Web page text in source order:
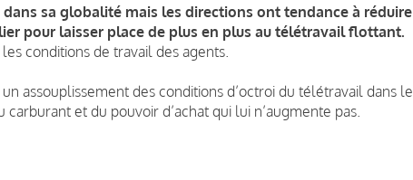
sa globalité mais les directions ont tendance à réduire
pour laisser place de plus en plus au télétravail flottant.
conditions de travail des agents.
assouplissement des conditions d’octroi du télétravail dans le
et du pouvoir d’achat qui lui n’augmente pas.